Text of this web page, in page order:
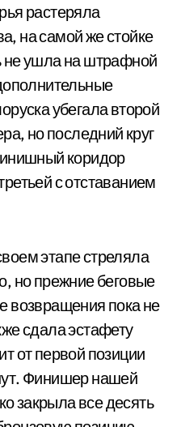
растеряла
на самой же стойке
не ушла на штрафной
убегала второй
но последний круг
коридор
с отставанием
этапе стреляла
но прежние беговые
возвращения пока не
сдала эстафету
от первой позиции
Финишер нашей
закрыла все десять